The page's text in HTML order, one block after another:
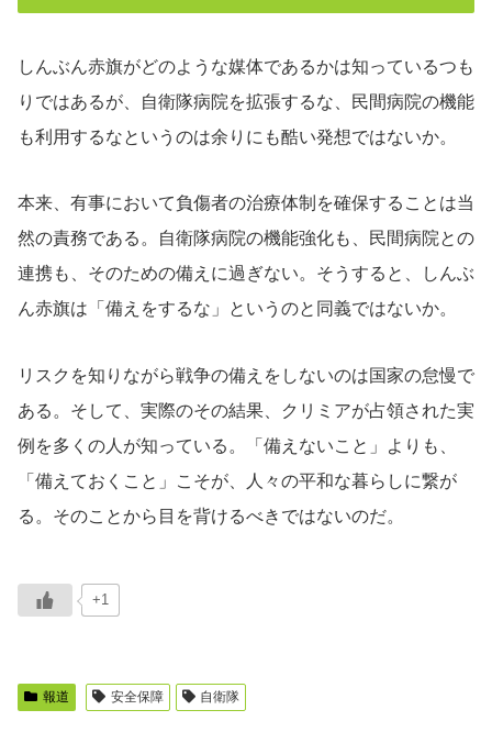
しんぶん赤旗がどのような媒体であるかは知っているつも
りではあるが、自衛隊病院を拡張するな、民間病院の機能
も利用するなというのは余りにも酷い発想ではないか。
本来、有事において負傷者の治療体制を確保することは当
然の責務である。自衛隊病院の機能強化も、民間病院との
連携も、そのための備えに過ぎない。そうすると、しんぶ
ん赤旗は「備えをするな」というのと同義ではないか。
リスクを知りながら戦争の備えをしないのは国家の怠慢で
ある。そして、実際のその結果、クリミアが占領された実
例を多くの人が知っている。「備えないこと」よりも、
「備えておくこと」こそが、人々の平和な暮らしに繋が
る。そのことから目を背けるべきではないのだ。
+1
報道 安全保障 自衛隊